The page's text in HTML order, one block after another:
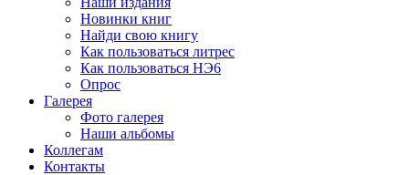
Новинки книг
Найди свою книгу
Как пользоваться литрес
Как пользоваться НЭ6
Опрос
Галерея
Фото галерея
Наши альбомы
Коллегам
Контакты